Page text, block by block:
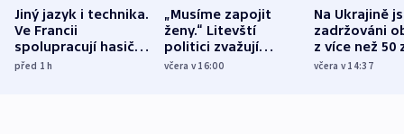
Jiný jazyk i technika.
Ve Francii
spolupracují hasiči z
různých zemí
před 1h
„Musíme zapojit
ženy.“ Litevští
politici zvažují
dohodu o
včera v 16:00
Na Ukrajině
zadržováni
z více než 50
Bojovali na
včera v 14:37